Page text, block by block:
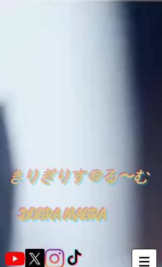
きりぎりす＠る〜む
DOGRA MAGRA